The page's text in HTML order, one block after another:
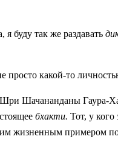
я буду так же раздавать
просто какой-то
Шри Шачананданы Гаура-
бхакти. Тот, у кого
жизненным примером